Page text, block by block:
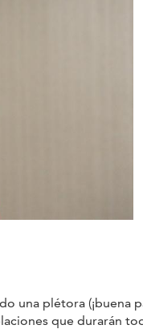
una plétora
que durarán